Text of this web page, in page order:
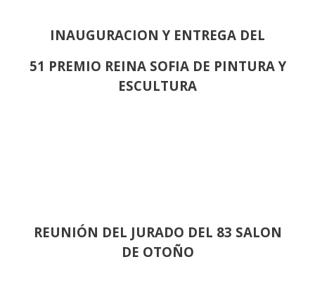
INAUGURACION Y ENTREGA DEL
51 PREMIO REINA SOFIA DE PINTURA Y
ESCULTURA
REUNIÓN DEL JURADO DEL 83 SALON
DE OTOÑO